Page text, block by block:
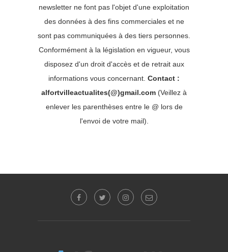
newsletter ne font pas l'objet d'une exploitation
des données à des fins commerciales et ne
sont pas communiquées à des tiers personnes.
Conformément à la législation en vigueur, vous
disposez d'un droit d'accès et de retrait aux
informations vous concernant. Contact :
alfortvilleactualites(@)gmail.com (Veillez à
enlever les parenthèses entre le @ lors de
l'envoi de votre mail).